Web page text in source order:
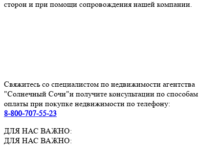
сторон и при помощи сопровождения нашей компании.
Свяжитесь со специалистом по недвижимости агентства
"Солнечный Сочи"и получите консультации по способам
оплаты при покупке недвижимости по телефону:
8-800-707-55-23
ДЛЯ НАС ВАЖНО:
ДЛЯ НАС ВАЖНО: